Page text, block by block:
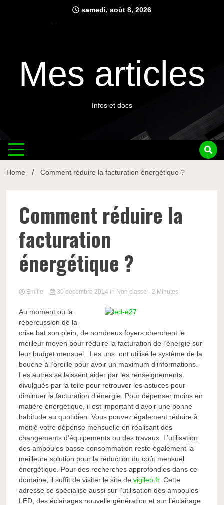
samedi, août 8, 2026
Mes articles
Infos et docs
Home Comment réduire la facturation énergétique ?
Comment réduire la
facturation
énergétique ?
Emilie 30 décembre 2014 in Non classé - 2 Minutes
Au moment où la
répercussion de la
crise bat son plein, de nombreux foyers cherchent le
meilleur moyen pour réduire la facturation de l’énergie sur
leur budget mensuel. Les uns ont utilisé le système de la
bouche à l’oreille pour avoir un maximum d’informations.
Les autres se laissent aider par les renseignements
divulgués par la toile pour retrouver les astuces pour
diminuer la facturation d’énergie. Pour dépenser moins en
matière énergétique, il est important d’avoir une bonne
habitude au quotidien. Vous pouvez également réduire à
moitié votre dépense mensuelle en réalisant des
changements d’équipements ou des travaux. L’utilisation
des ampoules basse consommation reste également la
meilleure solution pour la réduction du coût mensuel
énergétique. Pour des recherches approfondies dans ce
domaine, il suffit de visiter le site devigileo.fr. Cette
adresse se spécialise aussi sur l’utilisation des ampoules
LED, des éclairages nouvelle génération et sur l’éclairage